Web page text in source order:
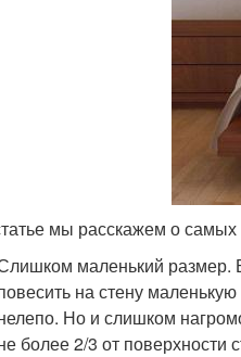
мы расскажем о
маленький размер.
на стену
Но и слишком
более 2/3 от поверхности